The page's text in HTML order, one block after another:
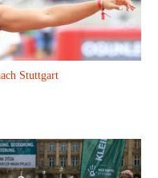
Stuttgart